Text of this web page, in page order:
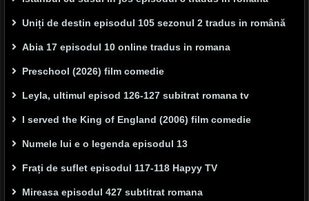
Uniți de destin episodul 105 sezonul 2 tradus in română
Abia 17 episodul 10 online tradus in romana
Preschool (2026) film comedie
Leyla, ultimul episod 126-127 subitrat romana tv
I served the King of England (2006) film comedie
Numele lui e o legenda episodul 13
Frați de suflet episodul 117-118 Hapyy TV
Mireasa episodul 427 subtitrat romana